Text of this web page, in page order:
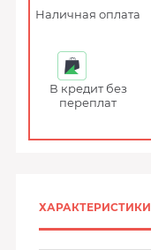
Наличная оплата
В кредит без
переплат
ХАРАКТЕРИСТИКИ